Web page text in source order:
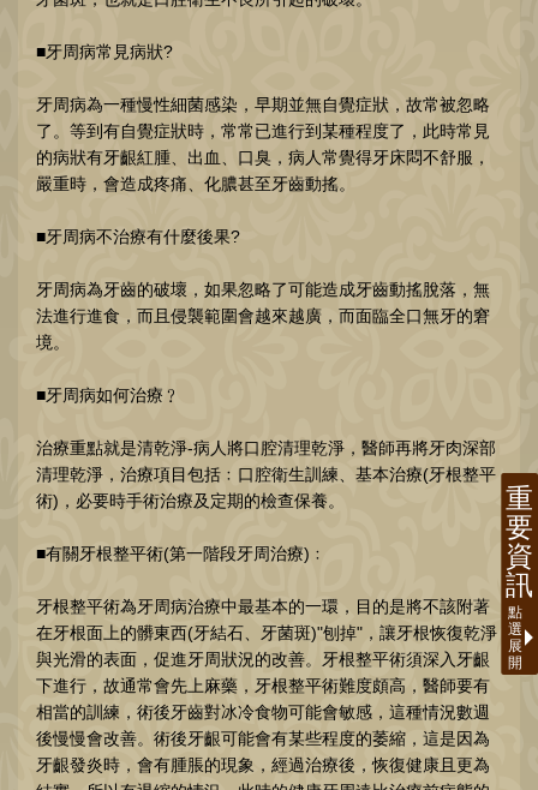
■牙周病常見病狀?
牙周病為一種慢性細菌感染，早期並無自覺症狀，故常被忽略
了。等到有自覺症狀時，常常已進行到某種程度了，此時常見
的病狀有牙齦紅腫、出血、口臭，病人常覺得牙床悶不舒服，
嚴重時，會造成疼痛、化膿甚至牙齒動搖。
■牙周病不治療有什麼後果?
牙周病為牙齒的破壞，如果忽略了可能造成牙齒動搖脫落，無
法進行進食，而且侵襲範圍會越來越廣，而面臨全口無牙的窘
境。
■牙周病如何治療﹖
治療重點就是清乾淨-病人將口腔清理乾淨，醫師再將牙肉深部
清理乾淨，治療項目包括﹕口腔衛生訓練、基本治療(牙根整平
術)，必要時手術治療及定期的檢查保養。
■有關牙根整平術(第一階段牙周治療)﹕
牙根整平術為牙周病治療中最基本的一環，目的是將不該附著
在牙根面上的髒東西(牙結石、牙菌斑)"刨掉"，讓牙根恢復乾淨
與光滑的表面，促進牙周狀況的改善。牙根整平術須深入牙齦
下進行，故通常會先上麻藥，牙根整平術難度頗高，醫師要有
相當的訓練，術後牙齒對冰冷食物可能會敏感，這種情況數週
後慢慢會改善。術後牙齦可能會有某些程度的萎縮，這是因為
牙齦發炎時，會有腫脹的現象，經過治療後，恢復健康且更為